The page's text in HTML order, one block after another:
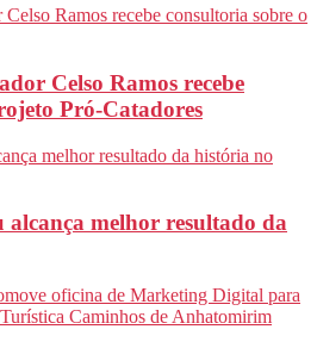
Celso Ramos recebe
Pró-Catadores
alcança melhor resultado da